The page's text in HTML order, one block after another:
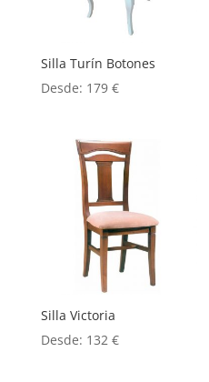
Silla Turín Botones
Desde: 179 €
Silla Victoria
Desde: 132 €